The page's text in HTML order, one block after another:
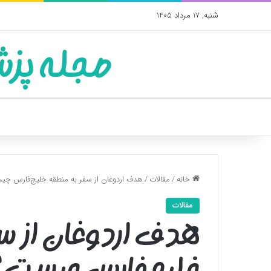
شنبه, 17 مرداد 1405
مجله
خانه/مقالات/هدف اردوغان از سفر به منطقه خلیج‌فارس
مقالات
هدف اردوغان از